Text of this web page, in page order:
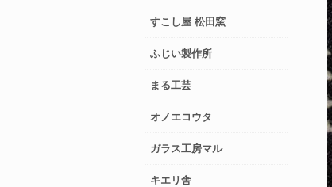
すこし屋 松田窯
ふじい製作所
まる工芸
オノエコウタ
ガラス工房マル
キエリ舎